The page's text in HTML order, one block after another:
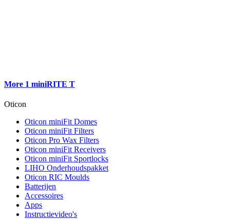
More 1 miniRITE T
Oticon
Oticon miniFit Domes
Oticon miniFit Filters
Oticon Pro Wax Filters
Oticon miniFit Receivers
Oticon miniFit Sportlocks
LIHO Onderhoudspakket
Oticon RIC Moulds
Batterijen
Accessoires
Apps
Instructievideo's